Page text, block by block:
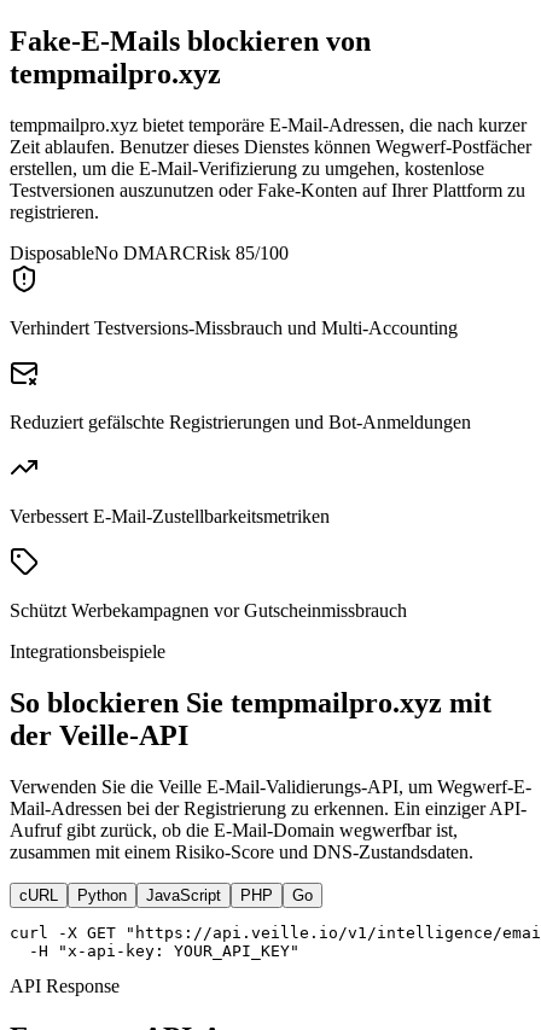
Fake-E-Mails blockieren von
tempmailpro.xyz
tempmailpro.xyz bietet temporäre E-Mail-Adressen, die nach kurzer
Zeit ablaufen. Benutzer dieses Dienstes können Wegwerf-Postfächer
erstellen, um die E-Mail-Verifizierung zu umgehen, kostenlose
Testversionen auszunutzen oder Fake-Konten auf Ihrer Plattform zu
registrieren.
DisposableNo DMARCRisk 85/100
Verhindert Testversions-Missbrauch und Multi-Accounting
Reduziert gefälschte Registrierungen und Bot-Anmeldungen
Verbessert E-Mail-Zustellbarkeitsmetriken
Schützt Werbekampagnen vor Gutscheinmissbrauch
Integrationsbeispiele
So blockieren Sie tempmailpro.xyz mit
der Veille-API
Verwenden Sie die Veille E-Mail-Validierungs-API, um Wegwerf-E-
Mail-Adressen bei der Registrierung zu erkennen. Ein einziger API-
Aufruf gibt zurück, ob die E-Mail-Domain wegwerfbar ist,
zusammen mit einem Risiko-Score und DNS-Zustandsdaten.
cURL Python JavaScript PHP Go
curl -X GET "https://api.veille.io/v1/intelligence/
  -H "x-api-key: YOUR_API_KEY"
API Response